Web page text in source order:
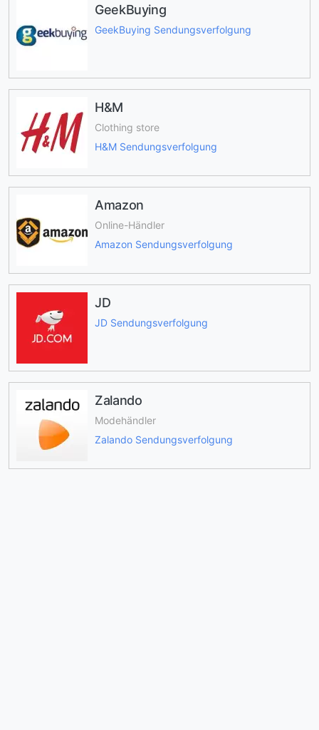
GeekBuying
GeekBuying Sendungsverfolgung
H&M
Clothing store
H&M Sendungsverfolgung
Amazon
Online-Händler
Amazon Sendungsverfolgung
JD
JD Sendungsverfolgung
Zalando
Modehändler
Zalando Sendungsverfolgung